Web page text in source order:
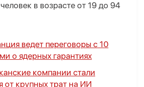
в возрасте от 19 до 94
ведет переговоры с 10
о ядерных гарантиях
компании стали
от крупных трат на ИИ